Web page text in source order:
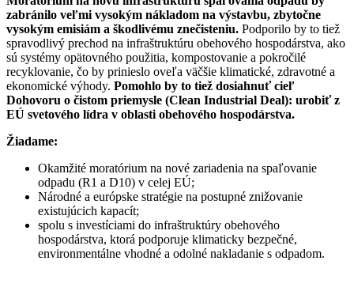
zabránilo veľmi vysokým nákladom na výstavbu, zbytočne
vysokým emisiám a škodlivému znečisteniu. Podporilo by to tiež
spravodlivý prechod na infraštruktúru obehového hospodárstva, ako
sú systémy opätovného použitia, kompostovanie a pokročilé
recyklovanie, čo by prinieslo oveľa väčšie klimatické, zdravotné a
ekonomické výhody. Pomohlo by to tiež dosiahnuť cieľ
Dohovoru o čistom priemysle (Clean Industrial Deal): urobiť z
EÚ svetového lídra v oblasti obehového hospodárstva.
Žiadame:
Okamžité moratórium na nové zariadenia na spaľovanie
odpadu (R1 a D10) v celej EÚ;
Národné a európske stratégie na postupné znižovanie
existujúcich kapacít;
spolu s investíciami do infraštruktúry obehového
hospodárstva, ktorá podporuje klimaticky bezpečné,
environmentálne vhodné a odolné nakladanie s odpadom.